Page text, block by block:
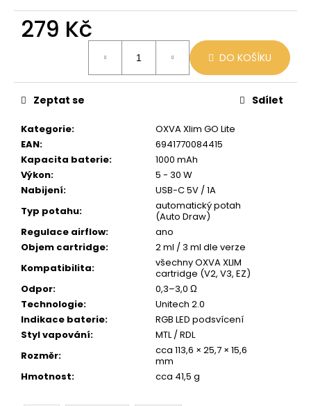
279 Kč
DO KOŠÍKU
Kategorie:
OXVA Xlim GO Lite
EAN:
6941770084415
Kapacita baterie:
1000 mAh
Výkon:
5 - 30 W
Nabijení:
USB-C 5V / 1A
Typ potahu:
automatický potah
(Auto Draw)
Regulace airflow:
ano
Objem cartridge:
2 ml / 3 ml dle verze
Kompatibilita:
všechny OXVA XLIM
cartridge (V2, V3, EZ)
Odpor:
0,3–3,0 Ω
Technologie:
Unitech 2.0
Indikace baterie:
RGB LED podsvícení
Styl vapování:
MTL / RDL
Rozměr:
cca 113,6 × 25,7 × 15,6
mm
Hmotnost: cca 41,5 g
Zeptat se Sdílet
59
Kč
Původně: